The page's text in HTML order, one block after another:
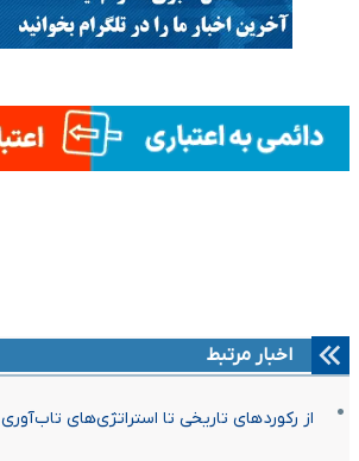
اخبار مرتبط
از رکوردهای تاریخی تا استراتژی‌های تاب‌آوری